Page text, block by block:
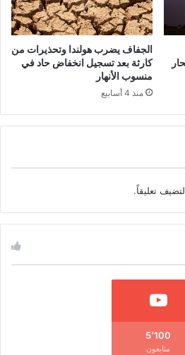
الجفاف يضرب هولندا وتحذيرات من
كارثة بعد تسجيل انخفاض حاد في
منسوب الأنهار
منذ 4 أسابيع
لتضيف تعليقاً.
5٬100
متابعون